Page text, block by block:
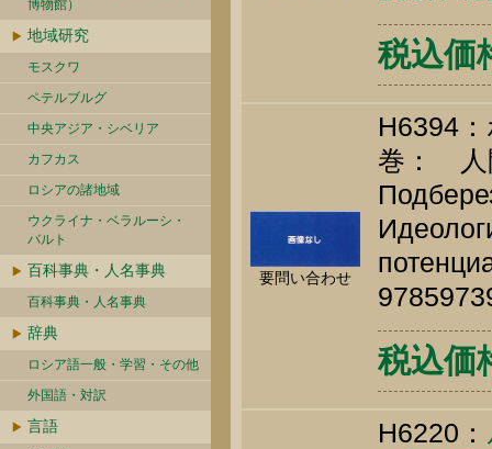
博物館）
地域研究
モスクワ
ペテルブルグ
中央アジア・シベリア
カフカス
ロシアの諸地域
ウクライナ・ベラルーシ・
バルト
百科事典・人名事典
百科事典・人名事典
辞典
ロシア語一般・学習・その他
外国語・対訳
言語
税込価
要問い合わせ
H6394
巻： 人
税込価
H6220：